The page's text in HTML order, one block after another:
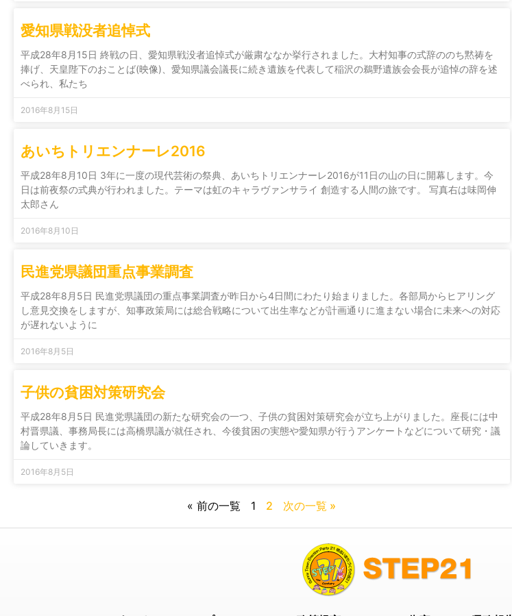
愛知県戦没者追悼式
平成28年8月15日 終戦の日、愛知県戦没者追悼式が厳粛ななか挙行されました。大村知事の式辞ののち黙祷を
捧げ、天皇陛下のおことば(映像)、愛知県議会議長に続き遺族を代表して稲沢の鵜野遺族会会長が追悼の辞を述
べられ、私たち
2016年8月15日
あいちトリエンナーレ2016
平成28年8月10日 3年に一度の現代芸術の祭典、あいちトリエンナーレ2016が11日の山の日に開幕します。今
日は前夜祭の式典が行われました。テーマは虹のキャラヴァンサライ 創造する人間の旅です。 写真右は味岡伸
太郎さん
2016年8月10日
民進党県議団重点事業調査
平成28年8月5日 民進党県議団の重点事業調査が昨日から4日間にわたり始まりました。各部局からヒアリング
し意見交換をしますが、知事政策局には総合戦略について出生率などが計画通りに進まない場合に未来への対応
が遅れないように
2016年8月5日
子供の貧困対策研究会
平成28年8月5日 民進党県議団の新たな研究会の一つ、子供の貧困対策研究会が立ち上がりました。座長には中
村晋県議、事務局長には高橋県議が就任され、今後貧困の実態や愛知県が行うアンケートなどについて研究・議
論していきます。
2016年8月5日
« 前の一覧 1 2 次の一覧 »